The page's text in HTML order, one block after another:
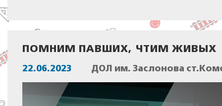
ПОМНИМ ПАВШИХ, ЧТИМ ЖИВЫХ
22.06.2023 ДОЛ им. Заслонова